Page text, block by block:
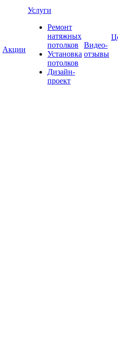
Акции
Услуги
Ремонт
натяжных
потолков
Установка
потолков
Дизайн-
проект
Видео-
отзывы